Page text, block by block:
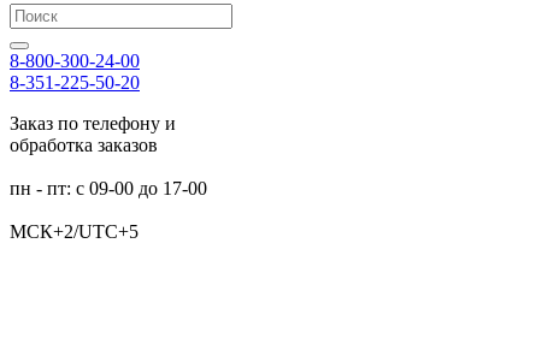
8-800-300-24-00
8-351-225-50-20
Заказ по телефону и
обработка заказов
пн - пт: с 09-00 до 17-00
МСК+2/UTC+5